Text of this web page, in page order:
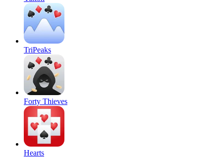
TriPeaks
Forty Thieves
Hearts